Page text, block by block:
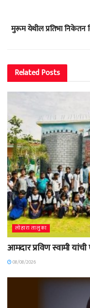
मुरूम येथील प्रतिभा निकेतन
RelatedPosts
लोहारा तालुका
आमदार प्रविण स्वामी
08/08/2026